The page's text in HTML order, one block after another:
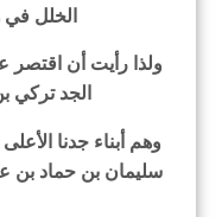
الخلل في
ولذا رأيت أن اقتصر
الجد تركي
وهم أبناء جدنا
سليمان بن حماد بن